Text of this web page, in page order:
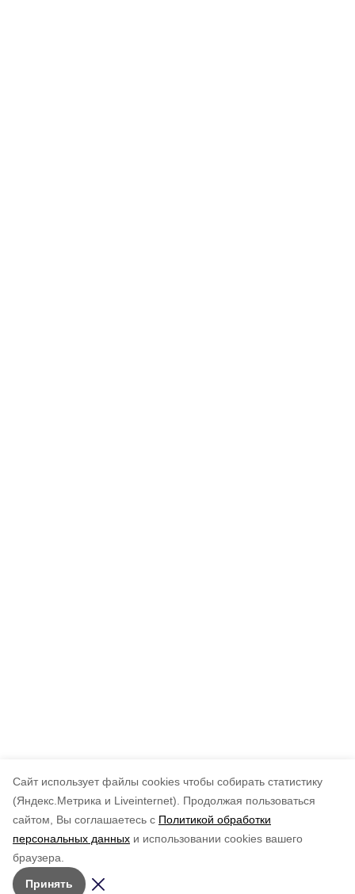
Cайт использует файлы cookies чтобы собирать статистику
(Яндекс.Метрика и Liveinternet).
Продолжая пользоваться
сайтом, Вы соглашаетесь с Политикой обработки
персональных данных и использовании cookies вашего
браузера.
Принять